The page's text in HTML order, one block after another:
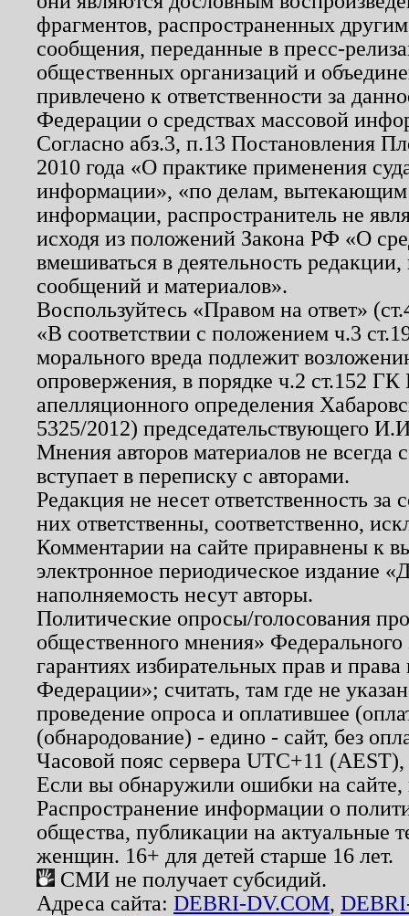
фрагментов, распространенных
сообщения, переданные в пресс-
общественных организаций и
привлечено к ответственности за
Федерации о средствах массовой
Согласно абз.3, п.13 Постановления
2010 года «О практике применения
информации», «по делам, вытекающим
информации, распространитель не
исходя из положений Закона РФ «О
вмешиваться в деятельность
сообщений и материалов».
Воспользуйтесь «Правом на ответ»
«В соответствии с положением ч.3
морального вреда подлежит
опровержения, в порядке ч.2 ст.152
апелляционного определения
5325/2012) председательствующего
Мнения авторов материалов не
вступает в переписку с авторами.
Редакция не несет ответственность
них ответственны, соответственно,
Комментарии на сайте приравнены к
электронное периодическое издание
наполняемость несут авторы.
Политические опросы/голосования
общественного мнения»
гарантиях избирательных прав и
Федерации»; считать, там где не
проведение опроса и оплатившее
(обнародование) - едино - сайт, без
Часовой пояс сервера UTC+11
Если вы обнаружили ошибки на
Распространение информации о
общества, публикации на актуальные
женщин. 16+ для детей старше 16 лет.
СМИ не получает субсидий.
Адреса сайта: DEBRI-DV.COM,